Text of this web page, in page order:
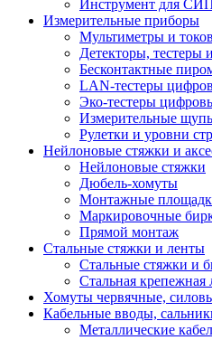
Инструмент для
Измерительные приборы
Мультиметры и
Детекторы, тестеры
Бесконтактные
LAN-тестеры
Эко-тестеры
Измерительные
Рулетки и уровни
Нейлоновые стяжки и
Нейлоновые стяжки
Дюбель-хомуты
Монтажные
Маркировочные
Прямой монтаж
Стальные стяжки и ленты
Стальные стяжки и
Стальная крепежная
Хомуты червячные,
Кабельные вводы,
Металлические